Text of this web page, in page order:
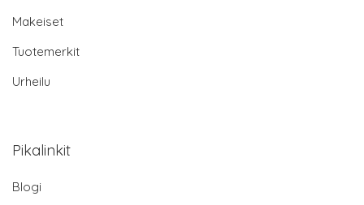
Makeiset
Tuotemerkit
Urheilu
Pikalinkit
Blogi